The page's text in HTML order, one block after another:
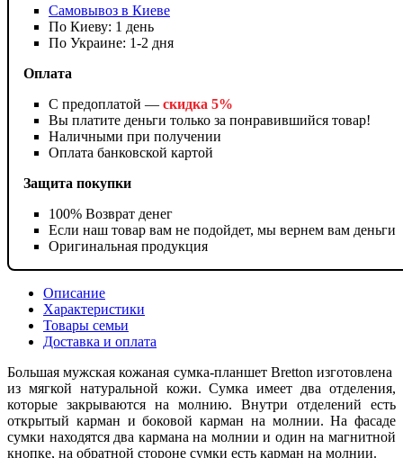
Самовывоз в Киеве
По Киеву: 1 день
По Украине: 1-2 дня
Оплата
С предоплатой — скидка 5%
Вы платите деньги только за понравившийся товар!
Наличными при получении
Оплата банковской картой
Защита покупки
100% Возврат денег
Если наш товар вам не подойдет, мы вернем вам деньги
Оригинальная продукция
Описание
Характеристики
Товары семьи
Доставка и оплата
Большая мужская кожаная сумка-планшет Bretton изготовлена ​​
из мягкой натуральной кожи. Сумка имеет два отделения,
которые закрываются на молнию. Внутри отделений есть
открытый карман и боковой карман на молнии. На фасаде
сумки находятся два кармана на молнии и один на магнитной
кнопке, на обратной стороне сумки есть карман на молнии.